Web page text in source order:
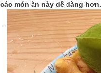
các món ăn này dễ dàng hơn.